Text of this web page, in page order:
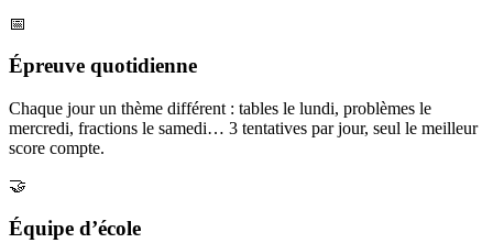
📅
Épreuve quotidienne
Chaque jour un thème différent : tables le lundi, problèmes le
mercredi, fractions le samedi… 3 tentatives par jour, seul le meilleur
score compte.
🤝
Équipe d’école